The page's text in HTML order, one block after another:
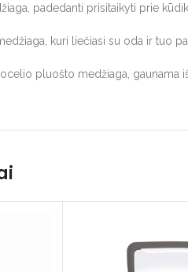
padedanti prisitaikyti prie
kuri liečiasi su oda ir tuo
pluošto medžiaga,